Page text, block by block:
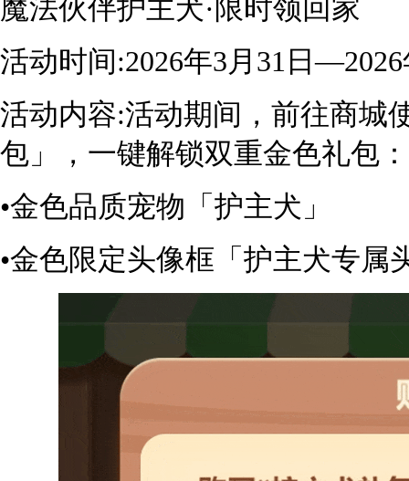
魔法伙伴护主犬·限时领回家
活动时间:2026年3月31日
活动内容:活动期间，前往商城
包」，一键解锁双重金色礼包：
•金色品质宠物「护主犬」
•金色限定头像框「护主犬专属